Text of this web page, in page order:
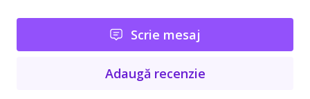
Scrie mesaj
Adaugă recenzie